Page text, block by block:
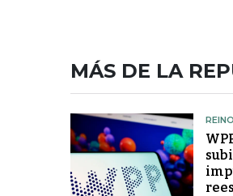
MÁS DE LA